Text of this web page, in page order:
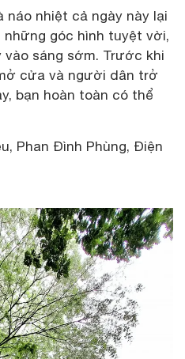
náo nhiệt cả ngày này lại
góc hình tuyệt vời,
sáng sớm. Trước khi
cửa và người dân trở
bạn hoàn toàn có thể
Phan Đình Phùng, Điện